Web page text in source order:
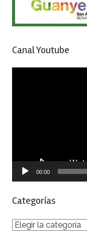
Canal Youtube
00:00
Categorías
Categorías